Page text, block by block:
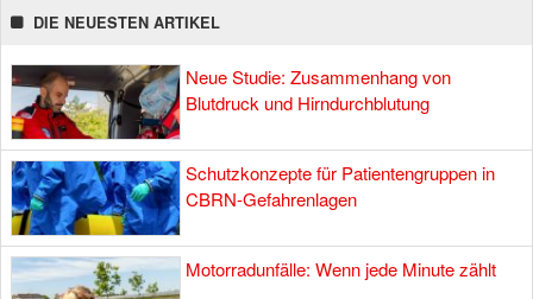
DIE NEUESTEN ARTIKEL
Neue Studie: Zusammenhang von
Blutdruck und Hirndurchblutung
Schutzkonzepte für Patientengruppen in
CBRN-Gefahrenlagen
Motorradunfälle: Wenn jede Minute zählt